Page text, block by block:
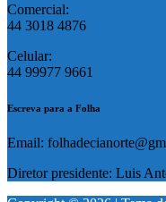
Comercial:
44 3018 4876
Celular:
44 99977 9661
Escreva para a Folha
Email:
Diretor presidente: Luis